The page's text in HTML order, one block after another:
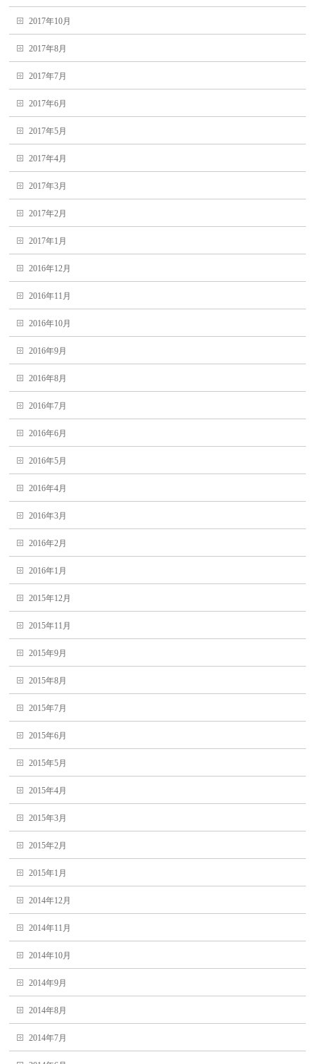
2017年10月
2017年8月
2017年7月
2017年6月
2017年5月
2017年4月
2017年3月
2017年2月
2017年1月
2016年12月
2016年11月
2016年10月
2016年9月
2016年8月
2016年7月
2016年6月
2016年5月
2016年4月
2016年3月
2016年2月
2016年1月
2015年12月
2015年11月
2015年9月
2015年8月
2015年7月
2015年6月
2015年5月
2015年4月
2015年3月
2015年2月
2015年1月
2014年12月
2014年11月
2014年10月
2014年9月
2014年8月
2014年7月